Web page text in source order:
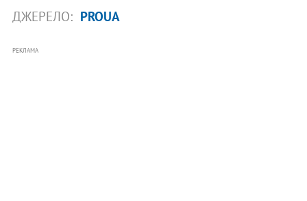
ДЖЕРЕЛО: PROUA
РЕКЛАМА